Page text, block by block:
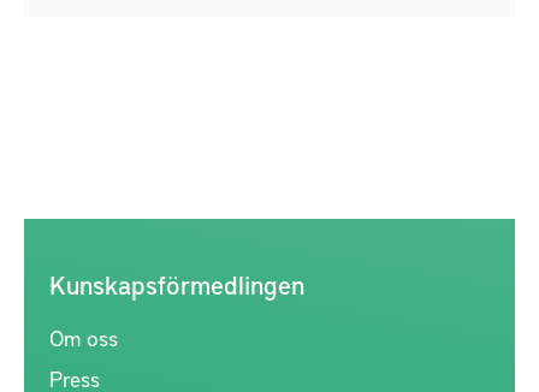
Kunskapsförmedlingen
Om oss
Press